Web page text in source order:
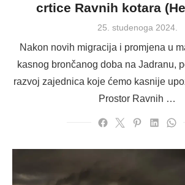
crtice Ravnih kotara
Posted
25. studenoga 2024.
Nakon novih migracija i promjena u
kasnog brončanog doba na Jadranu,
razvoj zajednica koje ćemo kasnije
Prostor Ravnih …